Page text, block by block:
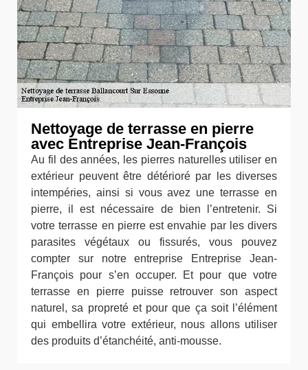
Nettoyage de terrasse en pierre
avec Entreprise Jean-François
Au fil des années, les pierres naturelles utiliser en
extérieur peuvent être détérioré par les diverses
intempéries, ainsi si vous avez une terrasse en
pierre, il est nécessaire de bien l’entretenir. Si
votre terrasse en pierre est envahie par les divers
parasites végétaux ou fissurés, vous pouvez
compter sur notre entreprise Entreprise Jean-
François pour s’en occuper. Et pour que votre
terrasse en pierre puisse retrouver son aspect
naturel, sa propreté et pour que ça soit l’élément
qui embellira votre extérieur, nous allons utiliser
des produits d’étanchéité, anti-mousse.